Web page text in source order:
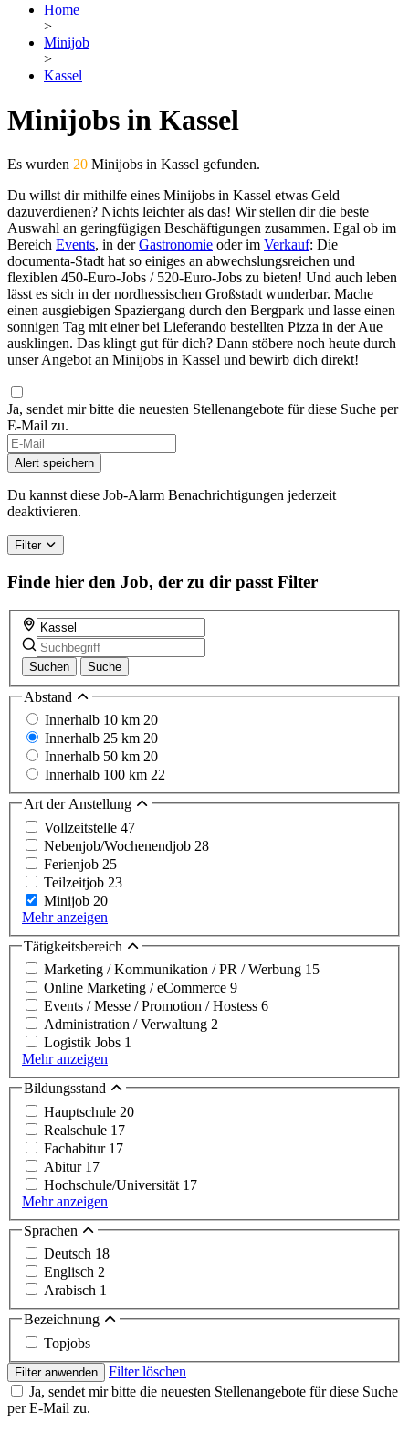
Home
>
Minijob
>
Kassel
Minijobs in Kassel
Es wurden 20 Minijobs in Kassel gefunden.
Du willst dir mithilfe eines Minijobs in Kassel etwas Geld
dazuverdienen? Nichts leichter als das! Wir stellen dir die beste
Auswahl an geringfügigen Beschäftigungen zusammen. Egal ob im
Bereich Events, in derGastronomie oder im Verkauf: Die
documenta-Stadt hat so einiges an abwechslungsreichen und
flexiblen 450-Euro-Jobs / 520-Euro-Jobs zu bieten! Und auch leben
lässt es sich in der nordhessischen Großstadt wunderbar. Mache
einen ausgiebigen Spaziergang durch den Bergpark und lasse einen
sonnigen Tag mit einer bei Lieferando bestellten Pizza in der Aue
ausklingen. Das klingt gut für dich? Dann stöbere noch heute durch
unser Angebot an Minijobs in Kassel und bewirb dich direkt!
Ja, sendet mir bitte die neuesten Stellenangebote für diese Suche per
E-Mail zu.
Alert speichern
Du kannst diese Job-Alarm Benachrichtigungen jederzeit
deaktivieren.
Filter
Finde hier den Job, der zu dir passt Filter
Suchen Suche
Abstand
Innerhalb 10 km 20
Innerhalb 25 km 20
Innerhalb 50 km 20
Innerhalb 100 km 22
Art der Anstellung
Vollzeitstelle 47
Nebenjob/Wochenendjob 28
Ferienjob 25
Teilzeitjob 23
Minijob 20
Mehr anzeigen
Tätigkeitsbereich
Marketing / Kommunikation / PR / Werbung 15
Online Marketing / eCommerce 9
Events / Messe / Promotion / Hostess 6
Administration / Verwaltung 2
Logistik Jobs 1
Mehr anzeigen
Bildungsstand
Hauptschule 20
Realschule 17
Fachabitur 17
Abitur 17
Hochschule/Universität 17
Mehr anzeigen
Sprachen
Deutsch 18
Englisch 2
Arabisch 1
Bezeichnung
Topjobs
Filter anwenden
Filter löschen
Ja, sendet mir bitte die neuesten Stellenangebote für diese Suche
per E-Mail zu.